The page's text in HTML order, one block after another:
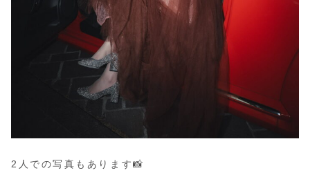
2人での写真もあります📸